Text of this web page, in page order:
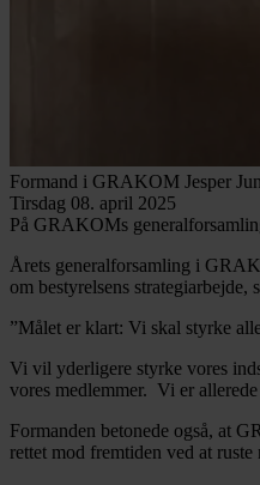
Formand i GRAKOM Jesper
Tirsdag 08. april 2025
På GRAKOMs
Årets generalforsamling i
om bestyrelsens
”Målet er klart: Vi skal styrke
Vi vil yderligere styrke vores
vores medlemmer. Vi er
Formanden betonede også, at
rettet mod fremtiden ved at